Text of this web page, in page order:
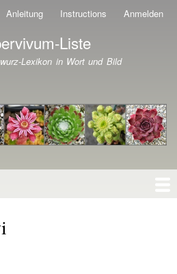
Direkt
zum
Inhalt
Anleitung Instructions Anmelden
Liste
Lexikon in Wort und Bild